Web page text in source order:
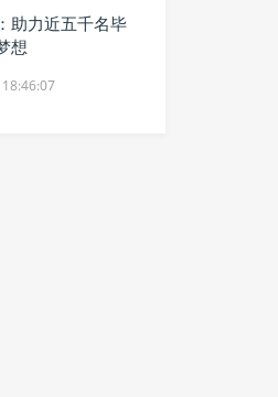
助力近五千名毕
想